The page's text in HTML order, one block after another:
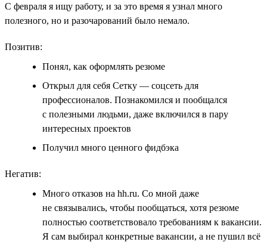
С февраля я ищу работу, и за это время я узнал много
полезного, но и разочарований было немало.
Позитив:
Понял, как оформлять резюме
Открыл для себя Сетку ― соцсеть для
профессионалов. Познакомился и пообщался
с полезными людьми, даже включился в пару
интересных проектов
Получил много ценного фидбэка
Негатив:
Много отказов на hh.ru. Со мной даже
не связывались, чтобы пообщаться, хотя резюме
полностью соответствовало требованиям к вакансии.
Я сам выбирал конкретные вакансии, а не пушил всё